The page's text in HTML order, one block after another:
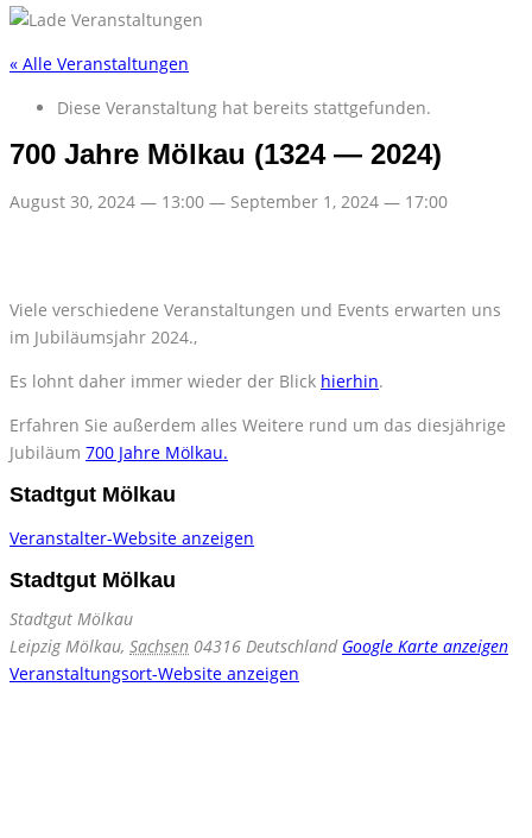
« Alle Veranstaltungen
Diese Veranstaltung hat bereits stattgefunden.
700 Jahre Mölkau (1324 — 2024)
Au­gust 30, 2024 — 13:00 — Sep­tem­ber 1, 2024 — 17:00
Vie­le ver­schie­de­ne Ver­an­stal­tun­gen und Events er­war­ten uns
im Ju­bi­lä­ums­jahr 2024.,
Es lohnt da­her im­mer wie­der der Blick hier­hin.
Er­fah­ren Sie au­ßer­dem al­les Wei­te­re rund um das dies­jäh­ri­ge
Ju­bi­lä­um 700 Jah­re Möl­kau.
Stadtgut Mölkau
Ver­an­stal­ter-Web­site an­zei­gen
Stadtgut Mölkau
Stadt­gut Möl­kau
Leip­zig Möl­kau, Sach­sen 04316 Deutsch­land Goog­le Kar­te an­zei­gen
Ver­an­stal­tungs­ort-Web­site an­zei­gen